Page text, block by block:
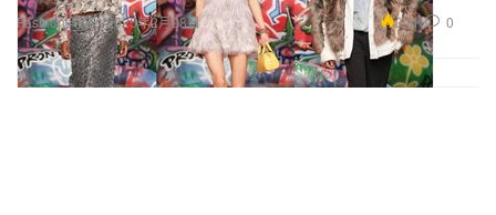
Fashion 時裝 2025年2月28日 3.8K 0